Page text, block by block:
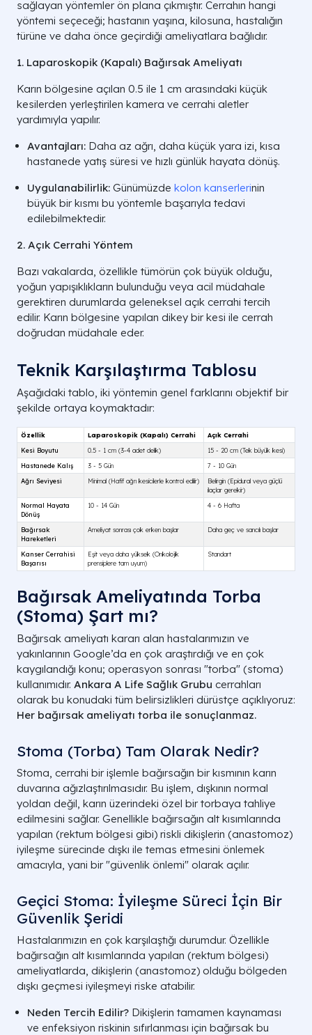
sağlayan yöntemler ön plana çıkmıştır. Cerrahın hangi
yöntemi seçeceği; hastanın yaşına, kilosuna, hastalığın
türüne ve daha önce geçirdiği ameliyatlara bağlıdır.
1. Laparoskopik (Kapalı) Bağırsak Ameliyatı
Karın bölgesine açılan 0.5 ile 1 cm arasındaki küçük
kesilerden yerleştirilen kamera ve cerrahi aletler
yardımıyla yapılır.
Avantajları: Daha az ağrı, daha küçük yara izi, kısa
hastanede yatış süresi ve hızlı günlük hayata dönüş.
Uygulanabilirlik: Günümüzde kolon kanserlerinin
büyük bir kısmı bu yöntemle başarıyla tedavi
edilebilmektedir.
2. Açık Cerrahi Yöntem
Bazı vakalarda, özellikle tümörün çok büyük olduğu,
yoğun yapışıklıkların bulunduğu veya acil müdahale
gerektiren durumlarda geleneksel açık cerrahi tercih
edilir. Karın bölgesine yapılan dikey bir kesi ile cerrah
doğrudan müdahale eder.
Teknik Karşılaştırma Tablosu
Aşağıdaki tablo, iki yöntemin genel farklarını objektif bir
şekilde ortaya koymaktadır:
Bağırsak Ameliyatında Torba
(Stoma) Şart mı?
Bağırsak ameliyatı kararı alan hastalarımızın ve
yakınlarının Google’da en çok araştırdığı ve en çok
kaygılandığı konu; operasyon sonrası "torba" (stoma)
kullanımıdır. Ankara A Life Sağlık Grubu cerrahları
olarak bu konudaki tüm belirsizlikleri dürüstçe açıklıyoruz:
Her bağırsak ameliyatı torba ile sonuçlanmaz.
Stoma (Torba) Tam Olarak Nedir?
Stoma, cerrahi bir işlemle bağırsağın bir kısmının karın
duvarına ağızlaştırılmasıdır. Bu işlem, dışkının normal
yoldan değil, karın üzerindeki özel bir torbaya tahliye
edilmesini sağlar. Genellikle bağırsağın alt kısımlarında
yapılan (rektum bölgesi gibi) riskli dikişlerin (anastomoz)
iyileşme sürecinde dışkı ile temas etmesini önlemek
amacıyla, yani bir "güvenlik önlemi" olarak açılır.
Geçici Stoma: İyileşme Süreci İçin Bir
Güvenlik Şeridi
Hastalarımızın en çok karşılaştığı durumdur. Özellikle
bağırsağın alt kısımlarında yapılan (rektum bölgesi)
ameliyatlarda, dikişlerin (anastomoz) olduğu bölgeden
dışkı geçmesi iyileşmeyi riske atabilir.
Neden Tercih Edilir? Dikişlerin tamamen kaynaması
ve enfeksiyon riskinin sıfırlanması için bağırsak bu